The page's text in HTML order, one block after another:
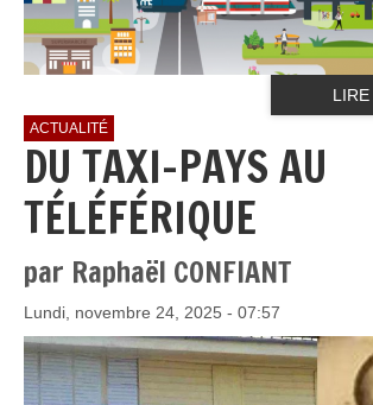
ACTUALITÉ
DU TAXI-PAYS AU
TÉLÉFÉRIQUE
par Raphaël CONFIANT
Lundi, novembre 24, 2025 - 07:57